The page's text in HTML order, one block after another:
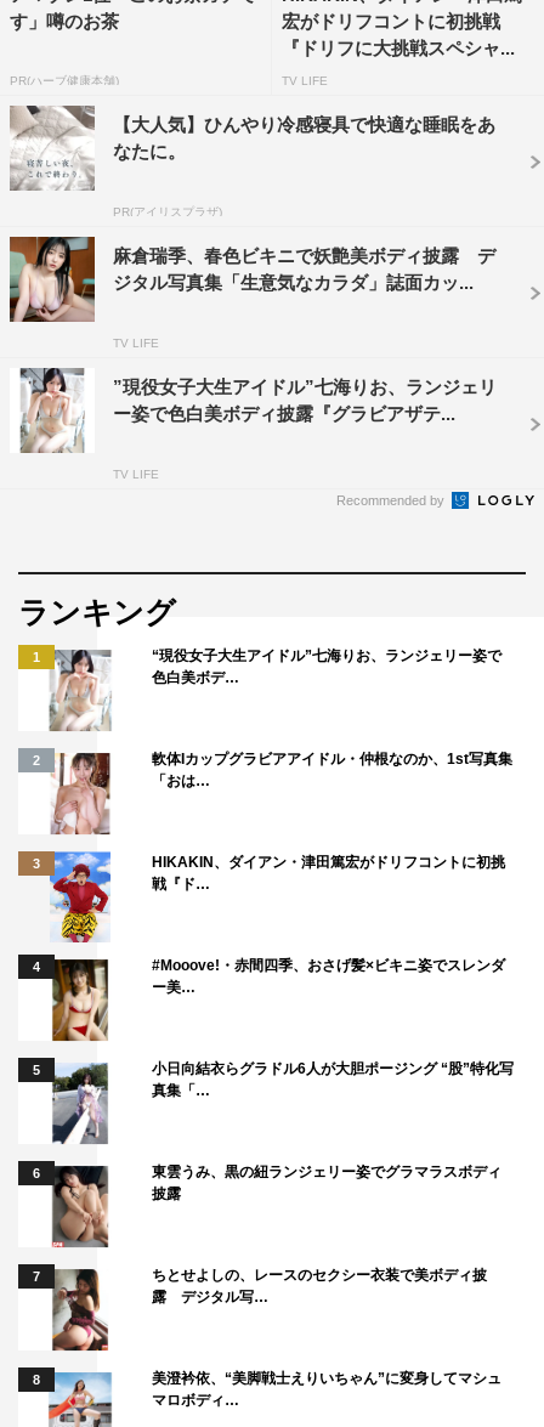
す」噂のお茶
PR(ハーブ健康本舗)
宏がドリフコントに初挑戦
『ドリフに大挑戦スペシャ...
TV LIFE
【大人気】ひんやり冷感寝具で快適な睡眠をあ
なたに。
PR(アイリスプラザ)
麻倉瑞季、春色ビキニで妖艶美ボディ披露 デ
ジタル写真集「生意気なカラダ」誌面カッ...
TV LIFE
”現役女子大生アイドル”七海りお、ランジェリ
ー姿で色白美ボディ披露『グラビアザテ...
TV LIFE
Recommended by
ランキング
1
“現役女子大生アイドル”七海りお、ランジェリー姿で
色白美ボデ…
2
軟体Iカップグラビアアイドル・仲根なのか、1st写真集
「おは…
3
HIKAKIN、ダイアン・津田篤宏がドリフコントに初挑
戦『ド…
4
#Mooove!・赤間四季、おさげ髪×ビキニ姿でスレンダ
ー美…
5
小日向結衣らグラドル6人が大胆ポージング “股”特化写
真集「…
6
東雲うみ、黒の紐ランジェリー姿でグラマラスボディ
披露
7
ちとせよしの、レースのセクシー衣装で美ボディ披
露 デジタル写…
8
美澄衿依、“美脚戦士えりいちゃん”に変身してマシュ
マロボディ…